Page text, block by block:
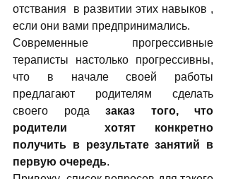
отствания  в развитии этих навыков ,
если они вами предпринимались.
Современные прогрессивные
тераписты настолько прогрессивны,
что в начале своей работы
предлагают родителям сделать
своего рода заказ того,
что
родители  хотят конкретно
получить в результате занятий в
первую очередь.